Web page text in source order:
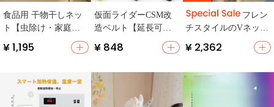
食品用 干物干しネッ
ト【虫除け・家庭
用・ベランダ用・乾
燥ラック】
¥ 1,195
仮面ライダーCSM改
造ベルト【延長可
能・カブト・極狐・
飛電ビルド対応】
¥ 848
フレン
チスタイルのVネック
デザインドットレー
ス付きシフォンブラ
¥ 2,362